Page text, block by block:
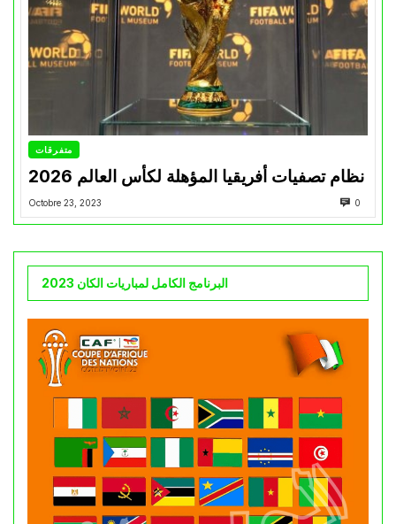
متفرقات
نظام تصفيات أفريقيا المؤهلة لكأس العالم 2026
Octobre 23, 2023 0
البرنامج الكامل لمباريات الكان 2023